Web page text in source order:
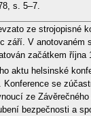
s. 5–7.
ze strojopisné
září. V anotovaném
začátkem října
aktu helsinské
se
ze
bezpečnosti a